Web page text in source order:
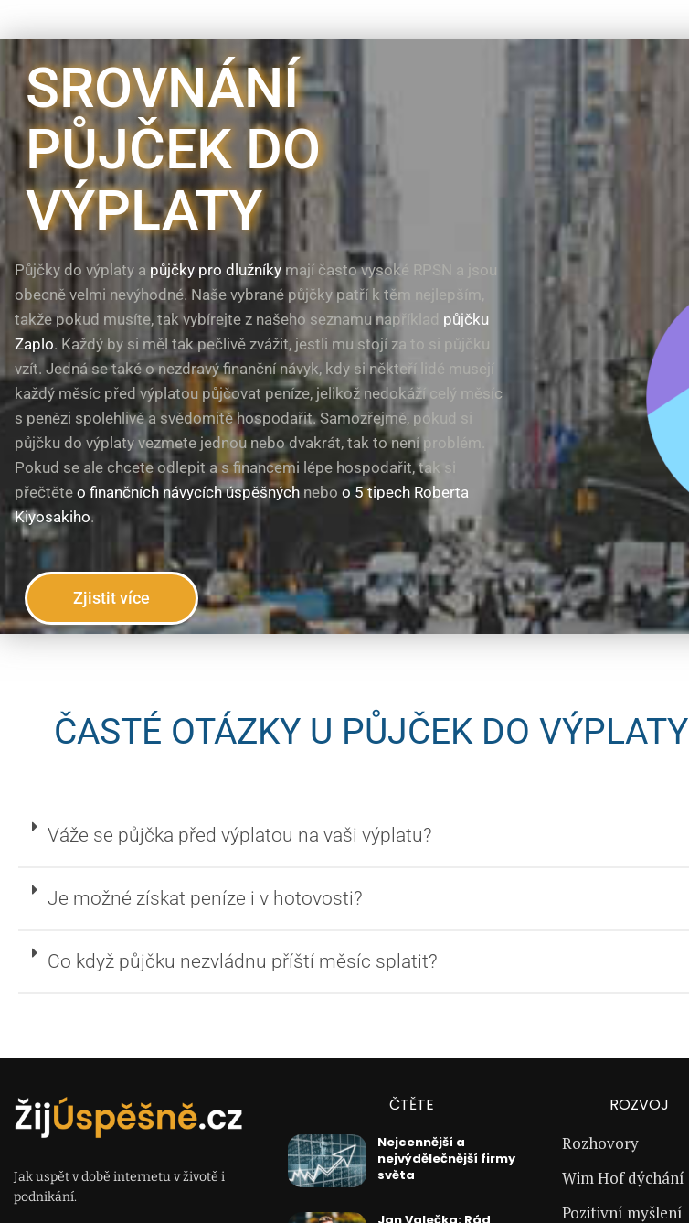
SROVNÁNÍ
PŮJČEK DO
VÝPLATY
Půjčky do výplaty a půjčky pro dlužníky mají často vysoké RPSN a jsou
obecně velmi nevýhodné. Naše vybrané půjčky patří k těm nejlepším,
takže pokud musíte, tak vybírejte z našeho seznamu například půjčku
Zaplo. Každý by si měl tak pečlivě zvážit, jestli mu stojí za to si půjčku
vzít. Jedná se také o nezdravý finanční návyk, kdy si někteří lidé musejí
každý měsíc před výplatou půjčovat peníze, jelikož nedokáží celý měsíc
s penězi spolehlivě a svědomitě hospodařit. Samozřejmě, pokud si
půjčku do výplaty vezmete jednou nebo dvakrát, tak to není problém.
Pokud se ale chcete odlepit a s financemi lépe hospodařit, tak si
přečtěte o finančních návycích úspěšných nebo o 5 tipech Roberta
Kiyosakiho.
Zjistit více
ČASTÉ OTÁZKY U PŮJČEK DO VÝPLATY
Váže se půjčka před výplatou na vaši výplatu?
Je možné získat peníze i v hotovosti?
Co když půjčku nezvládnu příští měsíc splatit?
Jak uspět v době internetu v životě i
podnikání.
ČTĚTE
Nejcennější a
nejvýdělečnější firmy
světa
ROZVOJ
Rozhovory
Wim Hof dýchání
Pozitivní myšlení